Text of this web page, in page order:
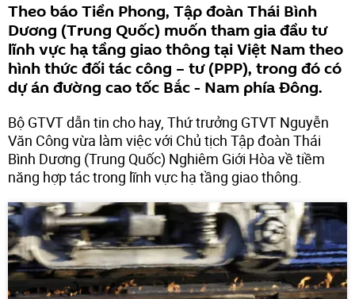
Theo báo Tiền Phong, Tập đoàn Thái Bình
Dương (Trung Quốc) muốn tham gia đầu tư
lĩnh vực hạ tầng giao thông tại Việt Nam theo
hình thức đối tác công – tư (PPP), trong đó có
dự án đường cao tốc Bắc - Nam phía Đông.
Bộ GTVT dẫn tin cho hay, Thứ trưởng GTVT Nguyễn
Văn Công vừa làm việc với Chủ tịch Tập đoàn Thái
Bình Dương (Trung Quốc) Nghiêm Giới Hòa về tiềm
năng hợp tác trong lĩnh vực hạ tầng giao thông.